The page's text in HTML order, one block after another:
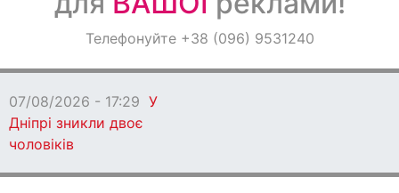
ОголошенняТелефонуйте +38 (096) 9531240
07/08/2026 - 17:29 У
Дніпрі зникли двоє
чоловіків